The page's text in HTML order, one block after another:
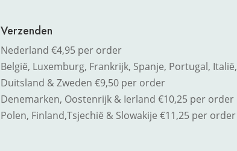
Verzenden
Nederland €4,95 per order
België, Luxemburg, Frankrijk, Spanje, Portugal, Italië,
Duitsland & Zweden €9,50 per order
Denemarken, Oostenrijk & Ierland €10,25 per order
Polen, Finland,Tsjechië & Slowakije €11,25 per order